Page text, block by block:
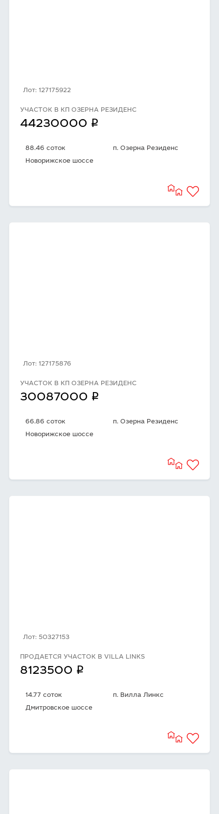
Лот: 127175922
УЧАСТОК В КП ОЗЕРНА РЕЗИДЕНС
44230000 q
88.46 соток
п. Озерна Резиденс
Новорижское шоссе
Лот: 127175876
УЧАСТОК В КП ОЗЕРНА РЕЗИДЕНС
30087000 q
66.86 соток
п. Озерна Резиденс
Новорижское шоссе
Лот: 50327153
ПРОДАЕТСЯ УЧАСТОК В VILLA LINKS
8123500 q
14.77 соток
п. Вилла Линкс
Дмитровское шоссе